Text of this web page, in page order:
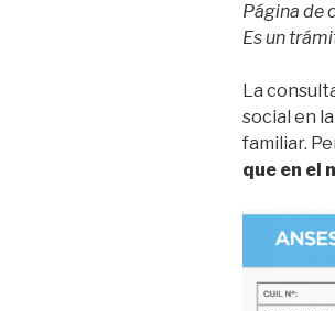
Página de
Es un
La
social en
familiar.
que en el